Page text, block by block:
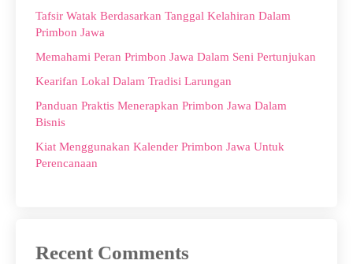
Tafsir Watak Berdasarkan Tanggal Kelahiran Dalam
Primbon Jawa
Memahami Peran Primbon Jawa Dalam Seni Pertunjukan
Kearifan Lokal Dalam Tradisi Larungan
Panduan Praktis Menerapkan Primbon Jawa Dalam
Bisnis
Kiat Menggunakan Kalender Primbon Jawa Untuk
Perencanaan
Recent Comments